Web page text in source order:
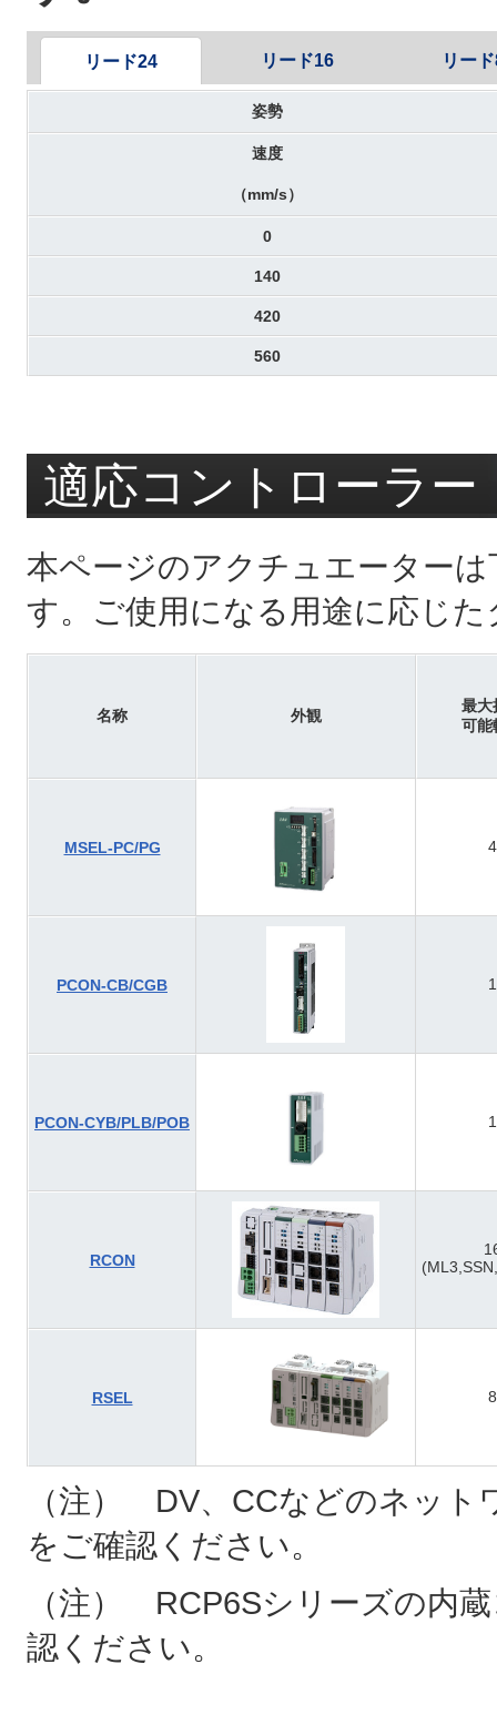
リード24
姿勢
速度
（mm/s）
0
140
420
560
リード16 リー
適応コントローラー
本ページのアクチュエーター
す。ご使用になる用途に応じ
名称 外観
最大
可能
MSEL-PC/PG 4
PCON-CB/CGB 1
PCON-CYB/PLB/POB 1
RCON
RSEL 8
（注） DV、CCなどのネット
をご確認ください。
（注） RCP6Sシリーズの内
認ください。